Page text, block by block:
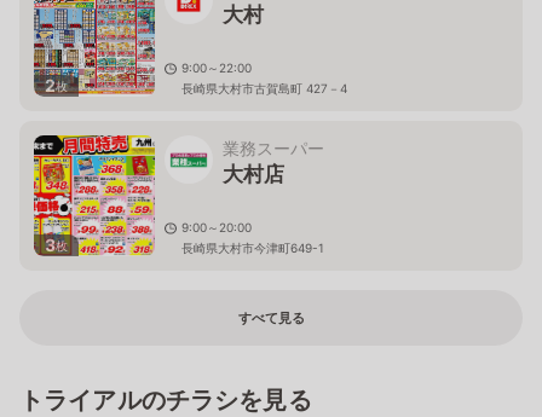
2枚
大村
9:00～22:00
長崎県大村市古賀島町 427－4
3枚
業務スーパー
大村店
9:00～20:00
長崎県大村市今津町649-1
すべて見る
トライアルのチラシを見る